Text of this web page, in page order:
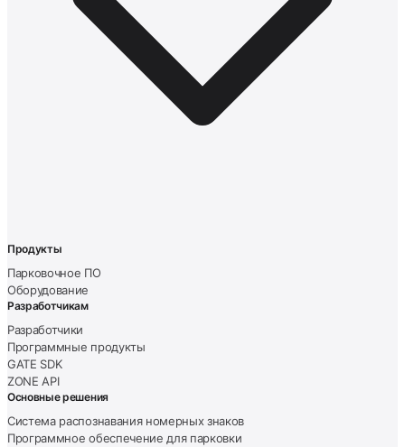
Продукты
Парковочное ПО
Оборудование
Разработчикам
Разработчики
Программные продукты
GATE SDK
ZONE API
Основные решения
Система распознавания номерных знаков
Программное обеспечение для парковки